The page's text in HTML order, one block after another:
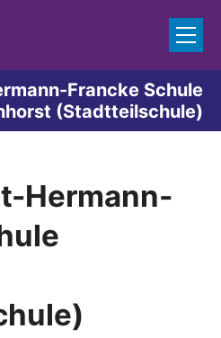
Francke Schule
(Stadtteilschule)
Hermann-